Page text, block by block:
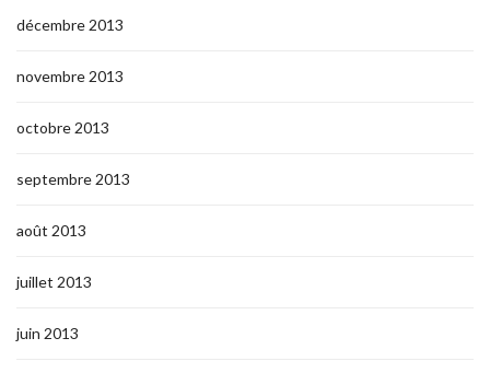
décembre 2013
novembre 2013
octobre 2013
septembre 2013
août 2013
juillet 2013
juin 2013